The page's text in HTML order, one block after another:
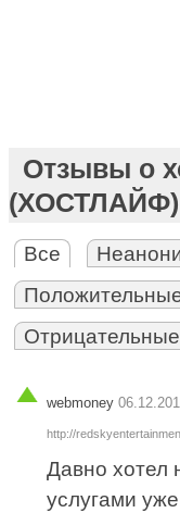
Отзывы о
(ХОСТЛАЙФ)
Все
webmoney
http://
Давно хотел
услугами